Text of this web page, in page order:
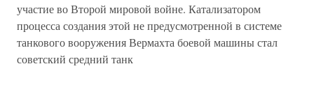
участие во Второй мировой войне. Катализатором
процесса создания этой не предусмотренной в системе
танкового вооружения Вермахта боевой машины стал
советский средний танк